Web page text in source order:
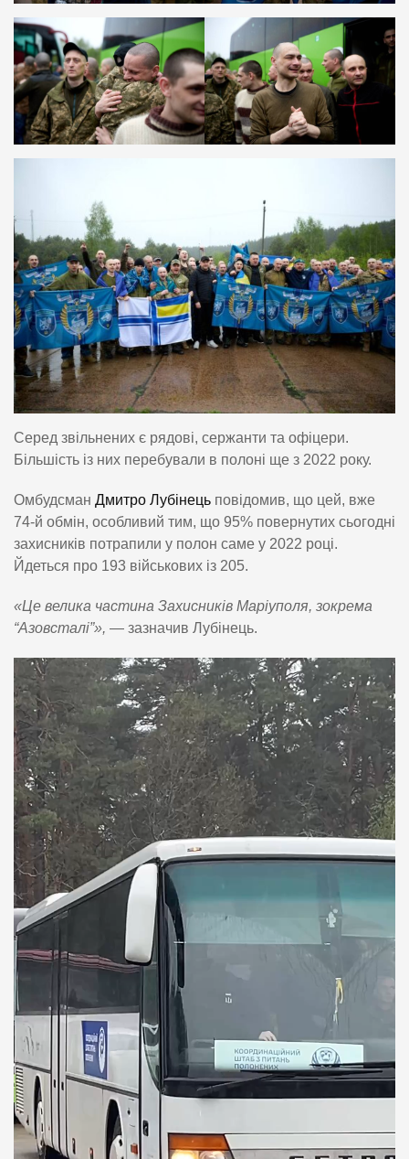
Серед звільнених є рядові, сержанти та офіцери.
Більшість із них перебували в полоні ще з 2022 року.
Омбудсман Дмитро Лубінець повідомив, що цей, вже
74-й обмін, особливий тим, що 95% повернутих сьогодні
захисників потрапили у полон саме у 2022 році.
Йдеться про 193 військових із 205.
«Це велика частина Захисників Маріуполя, зокрема
“Азовсталі”», — зазначив Лубінець.